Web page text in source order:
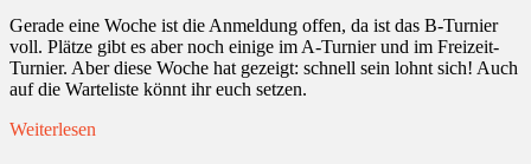
Gerade eine Woche ist die Anmeldung offen, da ist das B-Turnier
voll. Plätze gibt es aber noch einige im A-Turnier und im Freizeit-
Turnier. Aber diese Woche hat gezeigt: schnell sein lohnt sich! Auch
auf die Warteliste könnt ihr euch setzen.
Weiterlesen